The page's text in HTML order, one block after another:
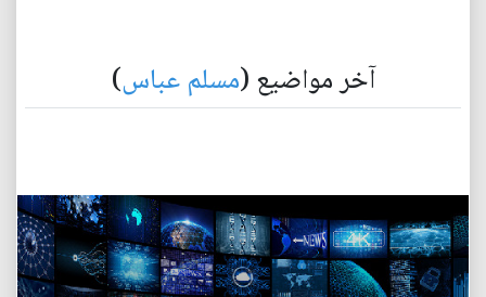
آخر مواضيع (مسلم عباس)